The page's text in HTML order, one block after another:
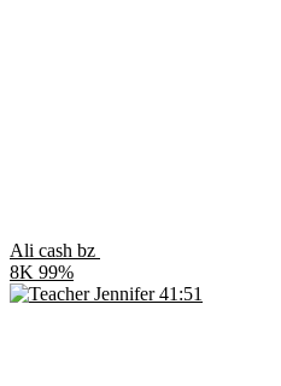
Ali cash bz
8K 99%
41:51